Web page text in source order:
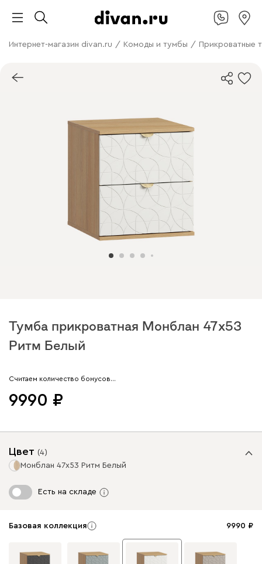
Интернет-магазин divan.ru / Комоды и тумбы / Прикроватные
Тумба прикроватная Монблан 47x53
Ритм Белый
Считаем количество бонусов…
9990
Цвет (4)
Монблан 47x53 Ритм Белый
Есть на складе
Базовая коллекция 9990